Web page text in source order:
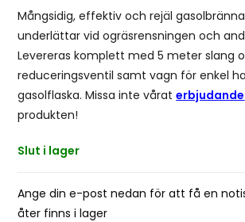
Mångsidig, effektiv och rejäl
underlättar vid ogräsrensningen och
Levereras komplett med 5 meter slang
reduceringsventil samt vagn för enkel
gasolflaska. Missa inte våraterbjudande
produkten!
Slut i lager
Ange din e-post nedan för att få en
åter finns i lager